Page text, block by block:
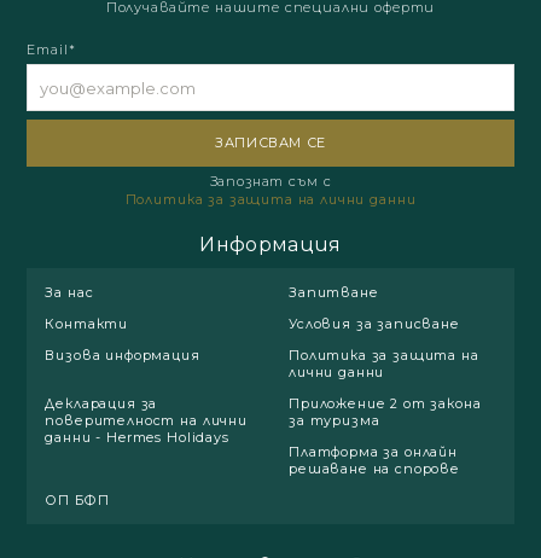
Получавайте нашите специални оферти
Email*
Запознат съм с
Политика за защита на лични данни
Информация
За нас
Запитване
Контакти
Условия за записване
Визова информация
Политика за защита на
лични данни
Декларация за
поверителност на лични
данни - Hermes Holidays
Приложение 2 от закона
за туризма
Платформа за онлайн
решаване на спорове
ОП БФП